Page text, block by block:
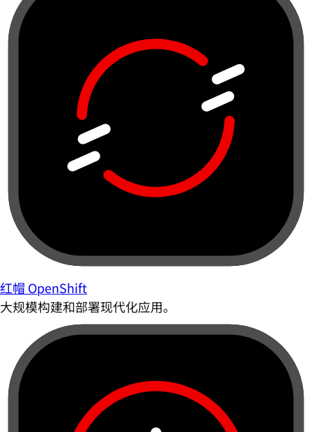
红帽 OpenShift
大规模构建和部署现代化应用。